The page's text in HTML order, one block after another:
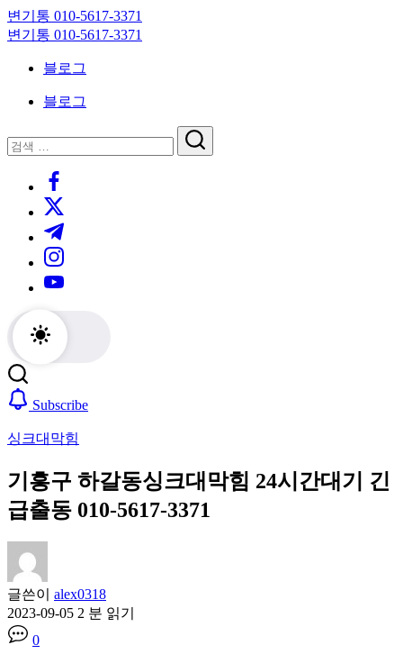
Skip
to
content
변기통 010-5617-3371
변
대
기
변기통 010-5617-3371
크
대
기
블로그
블로그
닫
기
검
검
https://www.facebook.com/
https://twitter.com/
https://t.me/
https://www.instagram.com/
https://youtube.com/
Subscribe
싱크대막힘
기흥구 하갈동싱크대막힘 24시간대기 긴
급출동 010-5617-3371
글쓴이 alex0318
2023-09-05 2 분 읽기
0